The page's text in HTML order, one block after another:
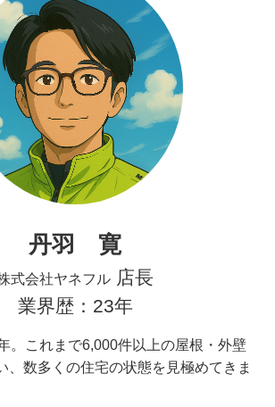
丹羽 寛
式会社ヤネフル 店長
業界歴：23年
。これまで6,000件以上の屋根・外壁
、数多くの住宅の状態を見極めてきま